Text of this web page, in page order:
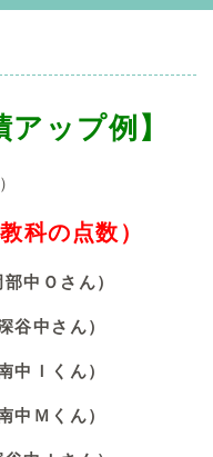
アップ例】
科の点数）
Ｏさん）
中さん）
Ｉくん）
Ｍくん）